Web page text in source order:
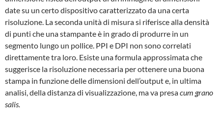
date su un certo dispositivo caratterizzato da una certa
risoluzione. La seconda unità di misura si riferisce alla densità
di punti che una stampante è in grado di produrre in un
segmento lungo un pollice. PPI e DPI non sono correlati
direttamente tra loro. Esiste una formula approssimata che
suggerisce la risoluzione necessaria per ottenere una buona
stampa in funzione delle dimensioni dell’output e, in ultima
analisi, della distanza di visualizzazione, ma va presacum grano
salis.